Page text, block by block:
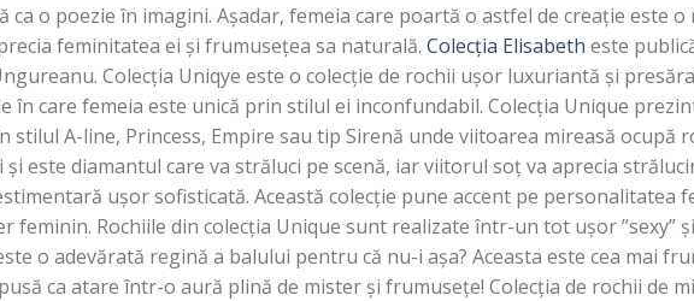
ca o poezie în imagini. Așadar, femeia care poartă o astfel de creație este
feminitatea ei și frumusețea sa naturală. Colecția Elisabeth este
Colecția Uniqye este o colecție de rochii ușor luxuriantă și
în care femeia este unică prin stilul ei inconfundabil. Colecția Unique
stilul A-line, Princess, Empire sau tip Sirenă unde viitoarea mireasă ocupă
și este diamantul care va străluci pe scenă, iar viitorul soț va aprecia
ușor sofisticată. Această colecție pune accent pe personalitatea
feminin. Rochiile din colecția Unique sunt realizate într-un tot ușor ”sexy”
o adevărată regină a balului pentru că nu-i așa? Aceasta este cea mai
ca atare într-o aură plină de mister și frumusețe! Colecția de rochii de